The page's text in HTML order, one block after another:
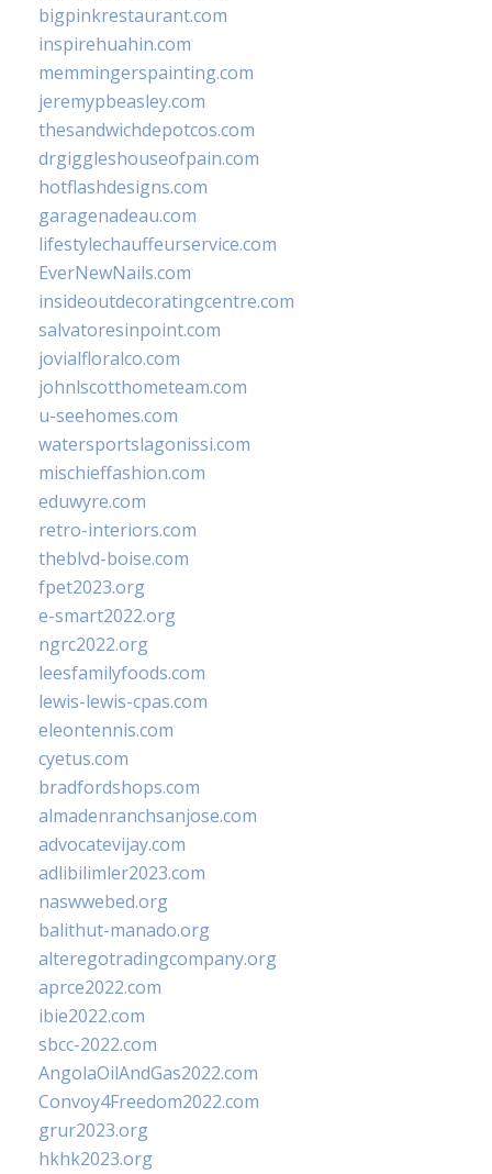
bigpinkrestaurant.com
inspirehuahin.com
memmingerspainting.com
jeremypbeasley.com
thesandwichdepotcos.com
drgiggleshouseofpain.com
hotflashdesigns.com
garagenadeau.com
lifestylechauffeurservice.com
EverNewNails.com
insideoutdecoratingcentre.com
salvatoresinpoint.com
jovialfloralco.com
johnlscotthometeam.com
u-seehomes.com
watersportslagonissi.com
mischieffashion.com
eduwyre.com
retro-interiors.com
theblvd-boise.com
fpet2023.org
e-smart2022.org
ngrc2022.org
leesfamilyfoods.com
lewis-lewis-cpas.com
eleontennis.com
cyetus.com
bradfordshops.com
almadenranchsanjose.com
advocatevijay.com
adlibilimler2023.com
naswwebed.org
balithut-manado.org
alteregotradingcompany.org
aprce2022.com
ibie2022.com
sbcc-2022.com
AngolaOilAndGas2022.com
Convoy4Freedom2022.com
grur2023.org
hkhk2023.org